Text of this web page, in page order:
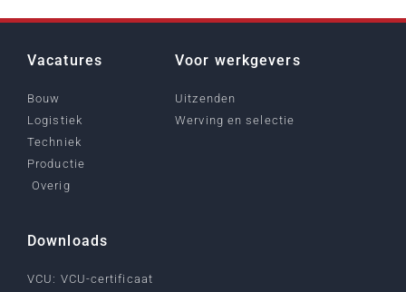
Vacatures
Bouw
Logistiek
Techniek
Productie
Overig
Voor werkgevers
Uitzenden
Werving en selectie
Downloads
VCU: VCU-certificaat